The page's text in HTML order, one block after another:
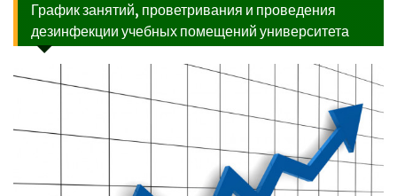
График занятий, проветривания и проведения
дезинфекции учебных помещений университета